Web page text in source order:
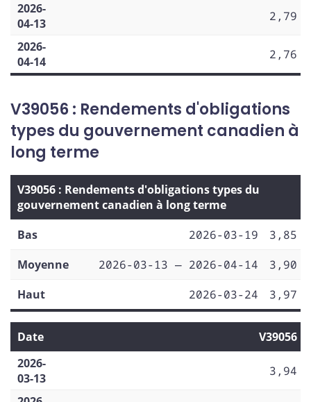
2026-
04-13
2,79
2026-
04-14
2,76
V39056 : Rendements d'obligations
types du gouvernement canadien à
long terme
V39056 : Rendements d'obligations types du
gouvernement canadien à long terme
Bas
2026-03-19
3,85
Moyenne
2026-03-13 — 2026-04-14
3,90
Haut
2026-03-24 3,97
Date
V39056
2026-
03-13
3,94